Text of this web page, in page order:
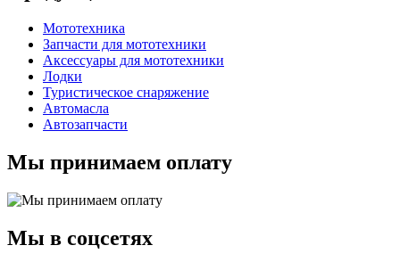
Мототехника
Запчасти для мототехники
Аксессуары для мототехники
Лодки
Туристическое снаряжение
Автомасла
Автозапчасти
Мы принимаем оплату
Мы в соцсетях